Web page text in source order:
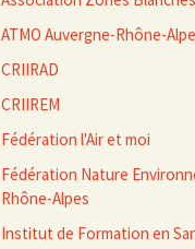
ATMO Auvergne-Rhône-
CRIIRAD
CRIIREM
Fédération l'Air et moi
Fédération Nature
Rhône-Alpes
Institut de Formation en